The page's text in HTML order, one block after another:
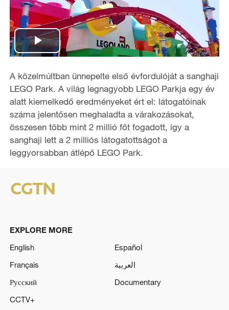
P
l
a
y
V
d
o
A közelmúltban ünnepelte első évfordulóját a sanghaji
LEGO Park. A világ legnagyobb LEGO Parkja egy év
alatt kiemelkedő eredményeket ért el: látogatóinak
száma jelentősen meghaladta a várakozásokat,
összesen több mint 2 millió főt fogadott, így a
sanghaji lett a 2 milliós látogatottságot a
leggyorsabban átlépő LEGO Park.
EXPLORE MORE
English
Español
Français
العربية
Русский
Documentary
CCTV+